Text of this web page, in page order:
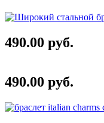
490.00 руб.
490.00 руб.